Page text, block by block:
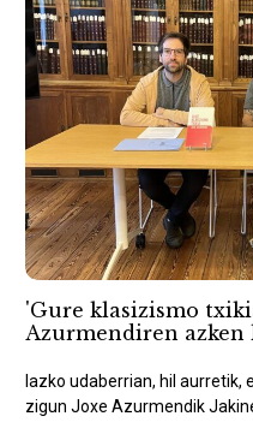
'Gure klasizismo
Azurmendiren azken
Iazko udaberrian, hil
zigun Joxe Azurmendik